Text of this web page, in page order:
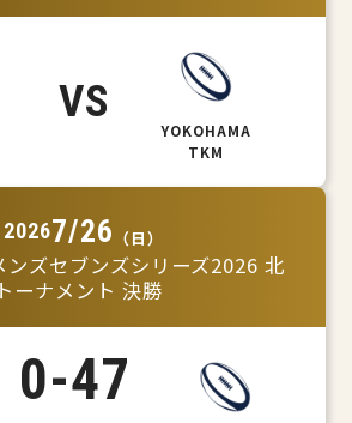
VS
YOKOHAMA
TKM
20267/26 （日）
ンズセブンズシリーズ2026 北
ーナメント 決勝
0-47